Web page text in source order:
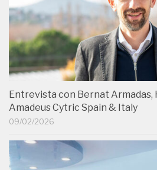
Entrevista con Bernat Armadas,
Amadeus Cytric Spain & Italy
09/02/2026